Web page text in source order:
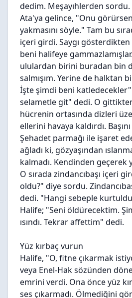
dedim. Meşayıhlerden
Ata'ya gelince, "Onu
yakmasını söyle." Tam bu
içeri girdi. Saygı
beni halifeye
ululardan birini buradan bin
salmışım. Yerine de halktan
İşte şimdi beni
selametle git" dedi. O
hücrenin ortasında dizleri
ellerini havaya kaldırdı.
Şehadet parmağı ile işaret
ağladı ki, gözyaşından
kalmadı. Kendinden geçerek
O sırada zindancıbaşı içeri
oldu?" diye sordu.
dedi. "Hangi sebeple
Halife; "Seni öldürecektim.
ısındı. Tekrar affettim" dedi.
Yüz kırbaç vurun
Halife, "O, fitne çıkarmak
veya Enel-Hak sözünden
emrini verdi. Ona önce yüz
ses çıkarmadı. Ölmediğini